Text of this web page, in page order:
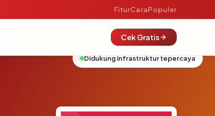
FiturCaraPopuler
Cek Gratis
Didukung infrastruktur tepercaya